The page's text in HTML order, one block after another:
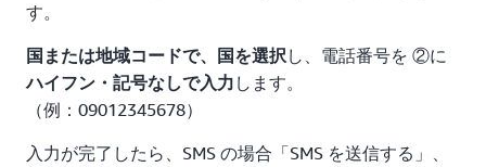
す。
国または地域コードで、国を選択し、電話番号を ②に
ハイフン・記号なしで入力 します。
（例：09012345678）
入力が完了したら、SMS の場合「SMS を送信する」、